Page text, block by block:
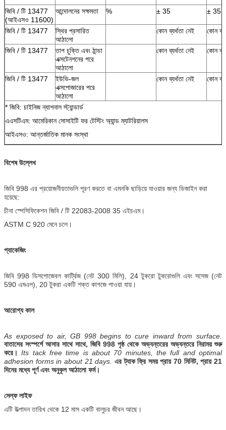
জিবি / টি 13477
(আইএসও 11600)
আন্দোলনের সক্ষমতা % ± 35 ± 35
জিবি / টি 13477
স্থির প্রসারিত
আঠালো
কোন ব্যর্থতা নেই কোন
জিবি / টি 13477
তাপ চুক্তি এবং ঠান্ডা
এক্সটেনশনের পরে
আঠালো
কোন ব্যর্থতা নেই কোন
জিবি / টি 13477
ইউভি-জল
এক্সপোজারের পরে
আঠালো
কোন ব্যর্থতা নেই কোন
* জিবি: চাইনিজ ন্যাশনাল স্ট্যান্ডার্ড
এএসটিএম: আমেরিকান সোসাইটি ফর টেস্টিং অ্যান্ড ম্যাটরিয়ালস
আইএসও: আন্তর্জাতিক মানক সংস্থা
বিশেষ উল্লেখ
জিবি 998 এর প্রয়োজনীয়তাগুলি পূরণ করতে বা এমনকি ছাড়িয়ে যাওয়ার জন্য ডিজাইন করা
হয়েছে:
চীনা স্পেসিফিকেশন জিবি / টি 22083-2008 35 এইচএম।
ASTM C 920 মেনে চলে।
প্যাকেজিং
জিবি 998 ডিসপোজেবল কার্ট্রিজ (নেট 300 মিলি), 24 টুকরো টুকরোগুলি এবং সসেজ (নেট
590 এমএল), 20 টুকরা একটি শক্ত কাগজে পাওয়া যায়।
আরোগ্য কাল
As exposed to air, GB 998 begins to cure inward from surface.
বাতাসের সংস্পর্শে আসার সাথে সাথে, জিবি 998 পৃষ্ঠ থেকে অভ্যন্তরের অভ্যন্তরে নিরাময় শুরু
করে। Its tack free time is about 70 minutes, the full and optimal
adhesion forms in about 21 days. এর ট্যাক ফ্রি সময় প্রায় 70 মিনিট, প্রায় 21
দিনের মধ্যে পূর্ণ এবং অনুকূল আঠালো ফর্ম।
সেল্ফ লাইফ
এটি উত্পাদন তারিখ থেকে 12 মাস একটি বালুচর জীবন আছে।